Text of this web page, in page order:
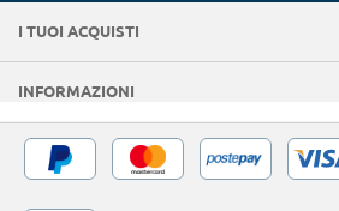
I TUOI ACQUISTI
INFORMAZIONI